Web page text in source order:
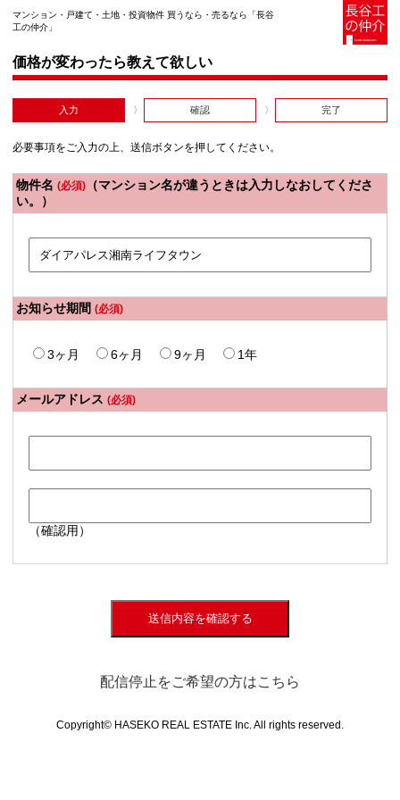
マンション・戸建て・土地・投資物件 買うなら・売るなら「長谷
工の仲介」
価格が変わったら教えて欲しい
入力 確認 完了
必要事項をご入力の上、送信ボタンを押してください。
物件名 (必須) （マンション名が違うときは入力しなおしてくださ
い。）
お知らせ期間 (必須)
3ヶ月 6ヶ月 9ヶ月 1年
メールアドレス (必須)
（確認用）
送信内容を確認する
配信停止をご希望の方はこちら
Copyright© HASEKO REAL ESTATE Inc. All rights reserved.